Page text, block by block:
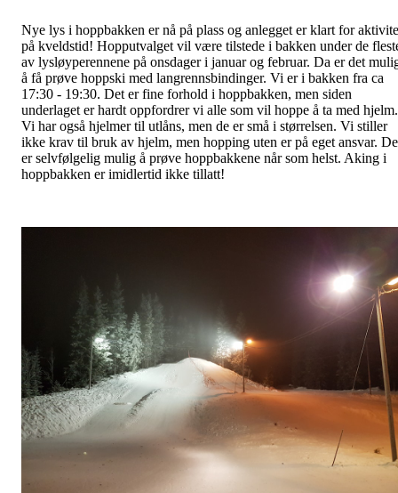
Nye lys i hoppbakken er nå på plass og anlegget er klart for
på kveldstid! Hopputvalget vil være tilstede i bakken under de
av lysløyperennene på onsdager i januar og februar. Da er det
å få prøve hoppski med langrennsbindinger. Vi er i bakken fra ca
17:30 - 19:30. Det er fine forhold i hoppbakken, men siden
underlaget er hardt oppfordrer vi alle som vil hoppe å ta med hjelm.
Vi har også hjelmer til utlåns, men de er små i størrelsen. Vi stiller
ikke krav til bruk av hjelm, men hopping uten er på eget ansvar.
er selvfølgelig mulig å prøve hoppbakkene når som helst. Aking i
hoppbakken er imidlertid ikke tillatt!